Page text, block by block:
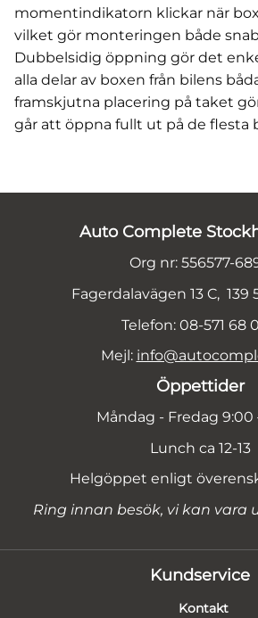
momentindikatorn klickar när
vilket gör monteringen både
Dubbelsidig öppning gör det
alla delar av boxen från bilens
framskjutna placering på taket
går att öppna fullt ut på de flesta
Auto Complete
Org nr: 556577-
Fagerdalavägen 13 C, 139
Telefon: 08-571 68
Mejl:
Öppettider
Måndag - Fredag 9:00
Lunch ca 12-13
Helgöppet enligt
Ring innan besök, vi kan vara
Kundservice
Kontakt